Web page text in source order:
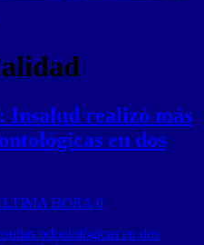
realizó más
en dos
HORA 0